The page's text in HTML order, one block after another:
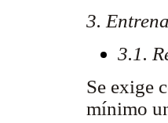
3.
3.1.
Se exige
mínimo